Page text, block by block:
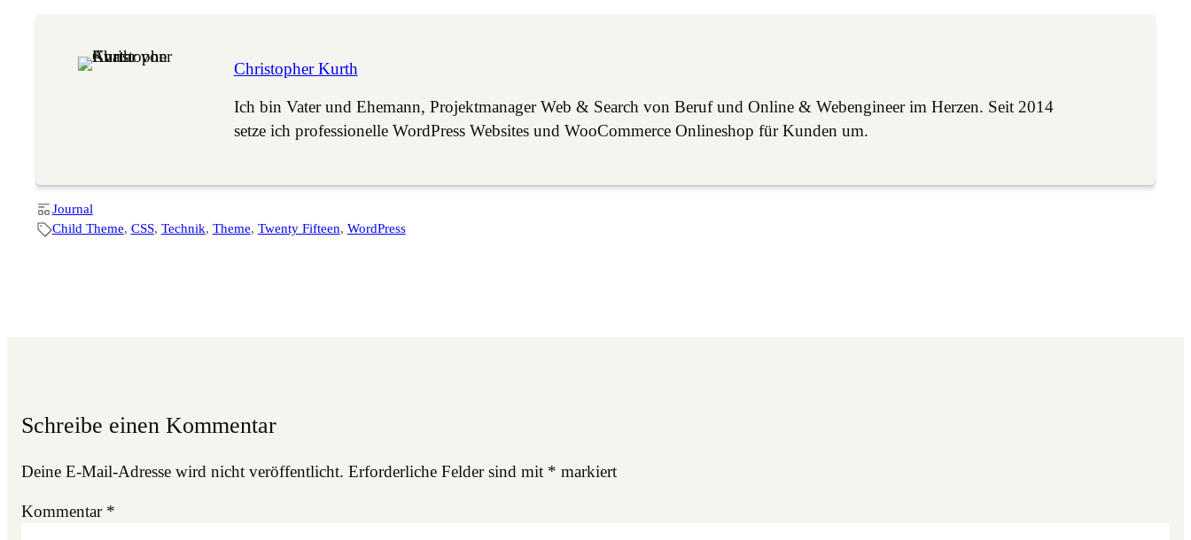
Christopher Kurth
Ich bin Vater und Ehemann, Projektmanager Web & Search von Beruf und Online & Webengineer im Herzen. Seit 2014
setze ich professionelle WordPress Websites und WooCommerce Onlineshop für Kunden um.
Journal
Child Theme, CSS, Technik, Theme, Twenty Fifteen, WordPress
Schreibe einen Kommentar
Deine E-Mail-Adresse wird nicht veröffentlicht. Erforderliche Felder sind mit * markiert
Kommentar *